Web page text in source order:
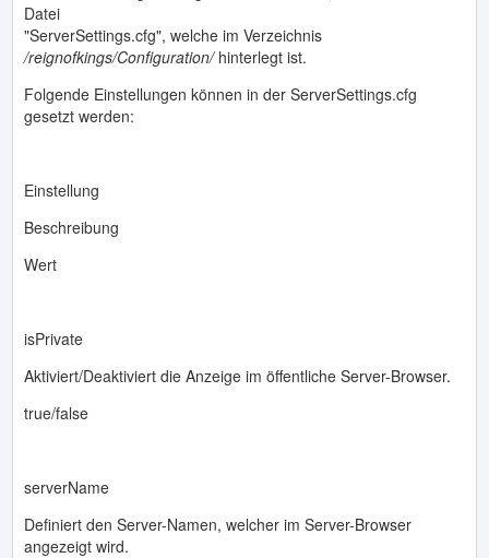
Datei
"ServerSettings.cfg", welche im Verzeichnis
/reignofkings/Configuration/hinterlegt ist.
Folgende Einstellungen können in der ServerSettings.cfg
gesetzt werden:
Einstellung
Beschreibung
Wert
isPrivate
Aktiviert/Deaktiviert die Anzeige im öffentliche Server-Browser.
true/false
serverName
Definiert den Server-Namen, welcher im Server-Browser
angezeigt wird.